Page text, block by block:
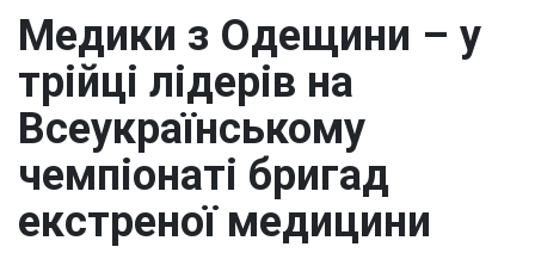
Медики з Одещини – у
трійці лідерів на
Всеукраїнському
чемпіонаті бригад
екстреної медицини